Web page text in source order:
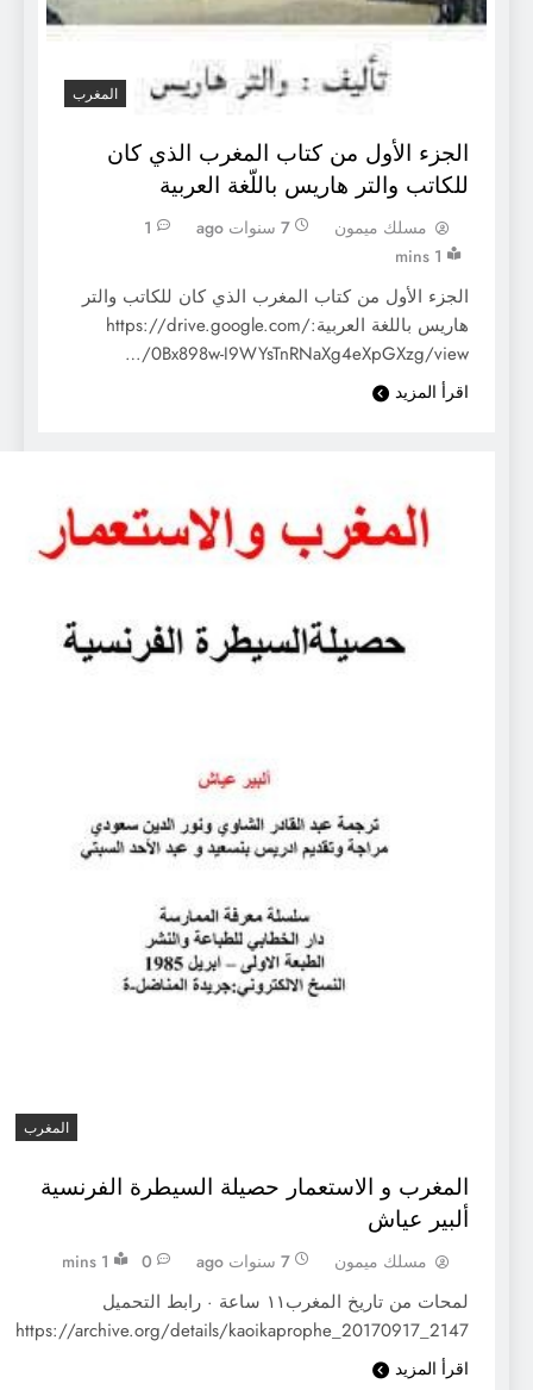
المغرب
الجزء الأول من كتاب المغرب الذي كان
للكاتب والتر هاريس باللّغة العربية
مسلك ميمون 7 سنوات ago
1
1 mins
الجزء الأول من كتاب المغرب الذي كان للكاتب والتر
هاريس باللغة العربية:https://drive.google.com/
…/0Bx898w-I9WYsTnRNaXg4eXpGXzg/view
اقرأ المزيد
المغرب
المغرب و الاستعمار حصيلة السيطرة الفرنسية
ألبير عياش
مسلك ميمون 7 سنوات ago 0
1 mins
لمحات من تاريخ المغرب١١ ساعة · رابط التحميل
https://archive.org/details/kaoikaprophe_20170917_2147
اقرأ المزيد